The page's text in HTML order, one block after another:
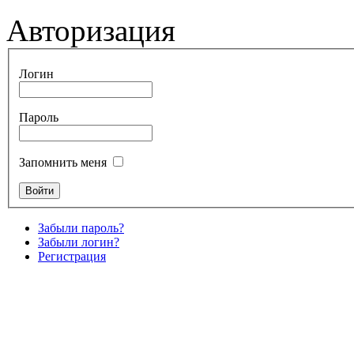
Авторизация
Логин
Пароль
Запомнить меня
Забыли пароль?
Забыли логин?
Регистрация